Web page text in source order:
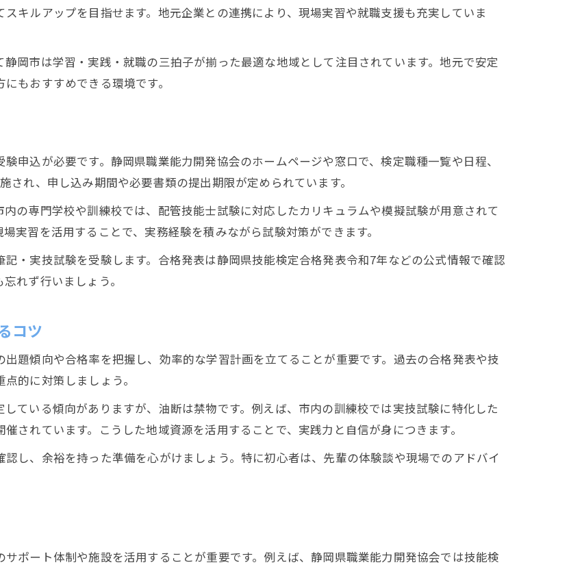
キルアップを目指せます。地元企業との連携により、現場実習や就職支援も充実していま
岡市は学習・実践・就職の三拍子が揃った最適な地域として注目されています。地元で安定
もおすすめできる環境です。
申込が必要です。静岡県職業能力開発協会のホームページや窓口で、検定職種一覧や日程、
れ、申し込み期間や必要書類の提出期限が定められています。
の専門学校や訓練校では、配管技能士試験に対応したカリキュラムや模擬試験が用意されて
実習を活用することで、実務経験を積みながら試験対策ができます。
・実技試験を受験します。合格発表は静岡県技能検定合格発表令和7年などの公式情報で確認
れず行いましょう。
コツ
題傾向や合格率を把握し、効率的な学習計画を立てることが重要です。過去の合格発表や技
的に対策しましょう。
ている傾向がありますが、油断は禁物です。例えば、市内の訓練校では実技試験に特化した
されています。こうした地域資源を活用することで、実践力と自信が身につきます。
し、余裕を持った準備を心がけましょう。特に初心者は、先輩の体験談や現場でのアドバイ
ポート体制や施設を活用することが重要です。例えば、静岡県職業能力開発協会では技能検